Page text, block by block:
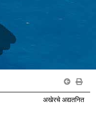
अखेरचे अद्यतनित